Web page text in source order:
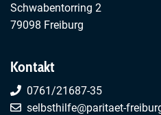
Schwabentorring 2
79098 Freiburg
Kontakt
0761/21687-35
selbsthilfe@paritaet-